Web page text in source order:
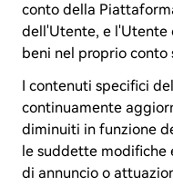
conto della
dell'Utente, e l'Utente
beni nel proprio conto
I contenuti specifici
continuamente
diminuiti in funzione
le suddette modifiche
di annuncio o